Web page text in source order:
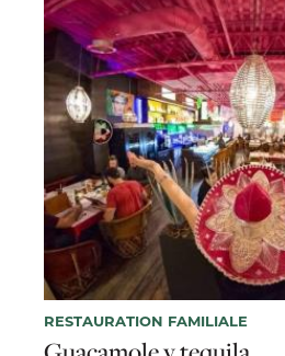
RESTAURATION FAMILIALE